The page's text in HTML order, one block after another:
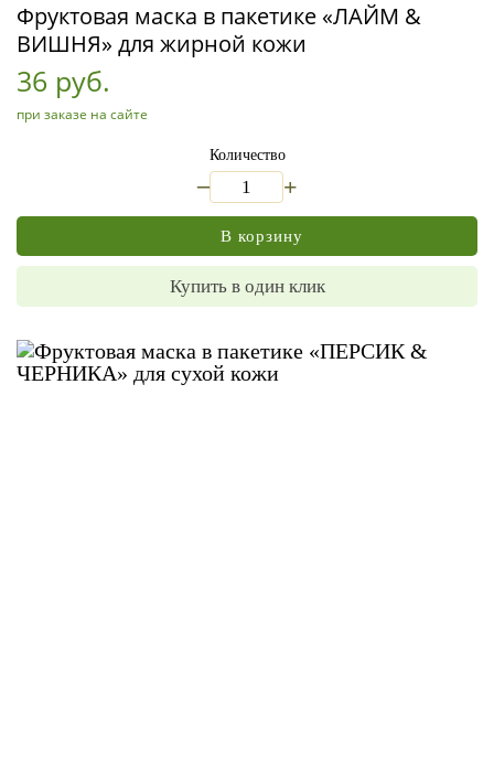
Фруктовая маска в пакетике «ЛАЙМ &
ВИШНЯ» для жирной кожи
36 руб.
при заказе на сайте
Количество
+
В корзину
Купить в один клик